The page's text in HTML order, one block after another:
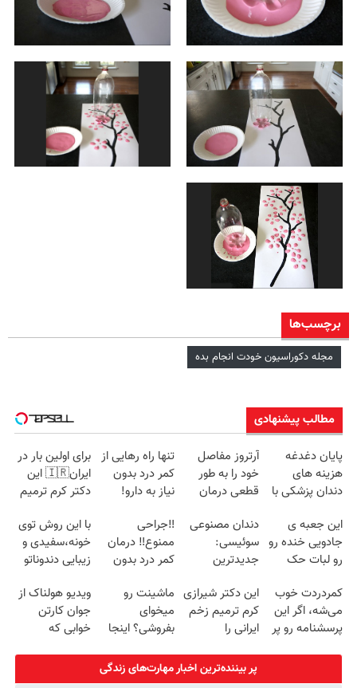
برچسب‌ها
مجله دکوراسیون خودت انجام بده
مطالب پیشنهادی
پایان دغدغه
هزینه های
دندان پزشکی با
خانگی
آرتروز مفاصل
خود را به طور
قطعی درمان
◗پرسش‌نامه◖
تنها راه رهایی از
کمر درد بدون
نیاز به دارو!
برای اولین بار در
ایران🇮🇷 این
دکتر کرم ترمیم
ساخت!
این جعبه ی
جادویی خنده رو
رو لبات حک
خرید40%تخفیف
دندان مصنوعی
سوئیسی:
جدیدترین
سبک و مقاوم |
پرداخت قسطی
‼️جراحی
ممنوع‼️ درمان
کمر درد بدون
نقاهت
با این روش توی
خونه،سفیدی و
زیبایی دندوناتو
(40%off)
کمردردت خوب
می‌شه، اگر این
پرسشنامه رو پر
این دکتر شیرازی
کرم ترمیم زخم
ایرانی را
ماشینت رو
میخوای
بفروشی؟ اینجا
میفروشه
ویدیو هولناک از
جوان کارتن
خوابی که
پر بیننده‌ترین اخبار مهارت‌های زندگی